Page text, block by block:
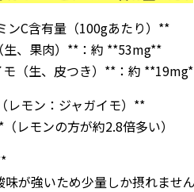
ンC含有量（100gあたり）**
生、果肉）**：約 **53mg**
（生、皮つき）**：約
レモン：ジャガイモ）**
レモンの方が約2.8倍多い）
味が強いため少量しか摂れませ